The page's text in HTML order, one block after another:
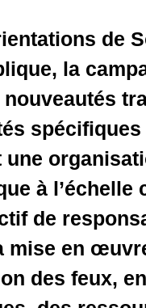
de
la
à l’échelle
de
mise en
des feux,